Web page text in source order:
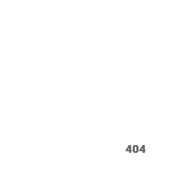
404